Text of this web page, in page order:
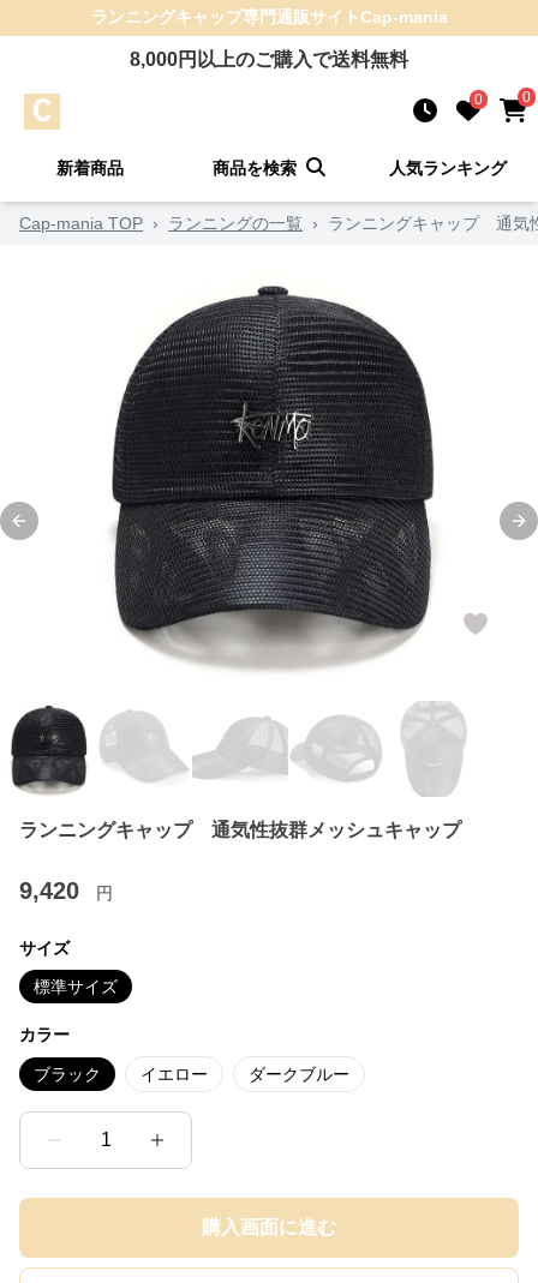
ランニングキャップ専門通販サイトCap-mania
8,000円以上のご購入で送料無料
0 0
新着商品 商品を検索 人気ランキング
Cap-mania TOP › ランニングの一覧 › ランニングキャップ 通気
Previous slide
ランニングキャップ 通気性抜群メッシュキャップ
9,420 円
サイズ
標準サイズ
カラー
ブラック イエロー ダークブルー
1
購入画面に進む